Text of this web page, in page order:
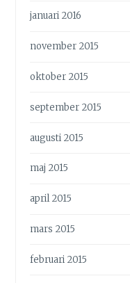
januari 2016
november 2015
oktober 2015
september 2015
augusti 2015
maj 2015
april 2015
mars 2015
februari 2015